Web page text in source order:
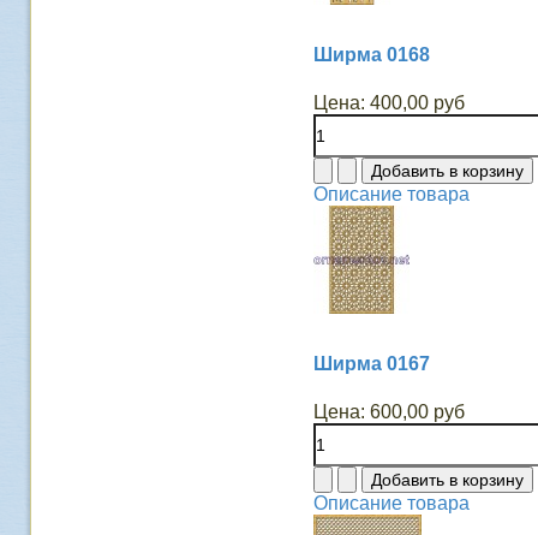
Ширма 0168
Цена: 400,00 руб
Описание товара
Ширма 0167
Цена: 600,00 руб
Описание товара